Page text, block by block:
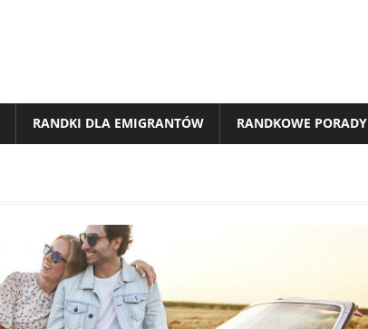
RANDKI DLA EMIGRANTÓW RANDKOWE PORADY